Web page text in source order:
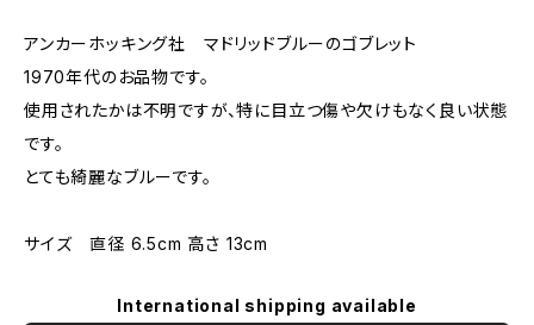
アンカーホッキング社 マドリッドブルーのゴブレット
1970年代のお品物です。
使用されたかは不明ですが、特に目立つ傷や欠けもなく良い状態
です。
とても綺麗なブルーです。
サイズ 直径 6.5cm 高さ 13cm
International shipping available